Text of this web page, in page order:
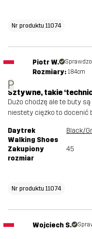
Nr produktu 11074
P
Piotr W.
Rozmiary: 184cm
Sztywne, takie
Dużo chodzę ale te buty
niestety ciężko to docenić
Daytrek
Walking Shoes
Black/
Zakupiony
rozmiar
45
Nr produktu 11074
Wojciech S.